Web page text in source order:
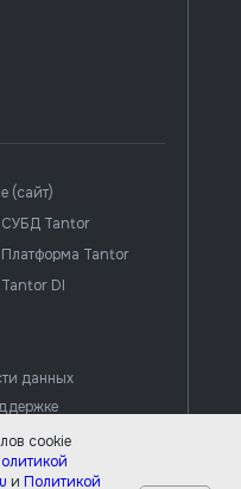
cookie
и Политикой
(сайт)
данных
Tantor
СУБД Tantor
DI